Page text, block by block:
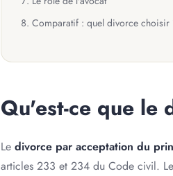
Comparatif : quel divorce choisir
Qu'est-ce que le
Le divorce par acceptation du
articles 233 et 234 du Code civil.